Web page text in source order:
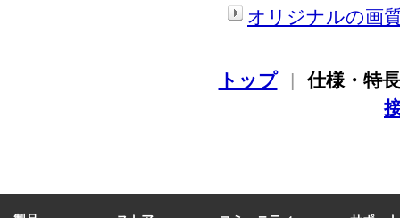
オリジナルの画
トップ |
仕様・特長